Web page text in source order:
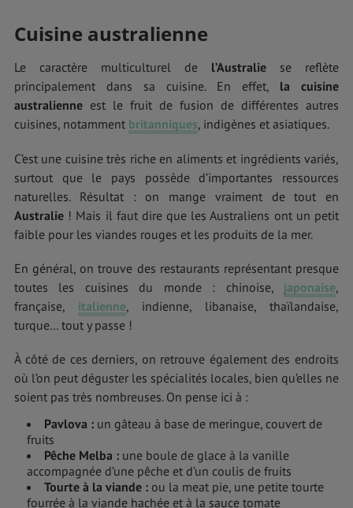
Cuisine australienne
Le caractère multiculturel de l’Australie se reflète
principalement dans sa cuisine. En effet, la cuisine
australienne est le fruit de fusion de différentes autres
cuisines, notamment britanniques, indigènes et asiatiques.
C’est une cuisine très riche en aliments et ingrédients variés,
surtout que le pays possède d’importantes ressources
naturelles. Résultat : on mange vraiment de tout en
Australie ! Mais il faut dire que les Australiens ont un petit
faible pour les viandes rouges et les produits de la mer.
En général, on trouve des restaurants représentant presque
toutes les cuisines du monde : chinoise, japonaise,
française, italienne, indienne, libanaise, thaïlandaise,
turque… tout y passe !
À côté de ces derniers, on retrouve également des endroits
où l’on peut déguster les spécialités locales, bien qu’elles ne
soient pas très nombreuses. On pense ici à :
Pavlova : un gâteau à base de meringue, couvert de
fruits
Pêche Melba : une boule de glace à la vanille
accompagnée d’une pêche et d’un coulis de fruits
Tourte à la viande : ou la meat pie, une petite tourte
fourrée à la viande hachée et à la sauce tomate